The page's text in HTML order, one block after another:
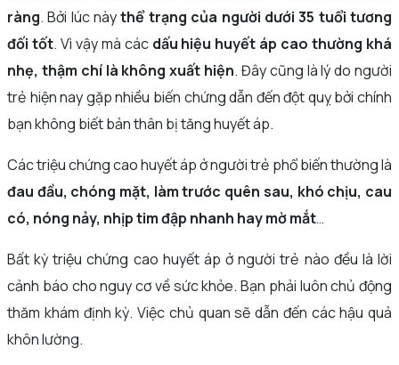
ràng. Bởi lúc nàythể trạng của người dưới 35 tuổi tương
đối tốt. Vì vậy mà các dấu hiệu huyết áp cao thường khá
nhẹ, thậm chí là không xuất hiện. Đây cũng là lý do người
trẻ hiện nay gặp nhiều biến chứng dẫn đến đột quỵ bởi chính
bạn không biết bản thân bị tăng huyết áp.
Các triệu chứng cao huyết áp ở người trẻ phổ biến thường là
đau đầu, chóng mặt, làm trước quên sau, khó chịu, cau
có, nóng nảy, nhịp tim đập nhanh hay mờ mắt…
Bất kỳ triệu chứng cao huyết áp ở người trẻ nào đều là lời
cảnh báo cho nguy cơ về sức khỏe. Bạn phải luôn chủ động
thăm khám định kỳ. Việc chủ quan sẽ dẫn đến các hậu quả
khôn lường.